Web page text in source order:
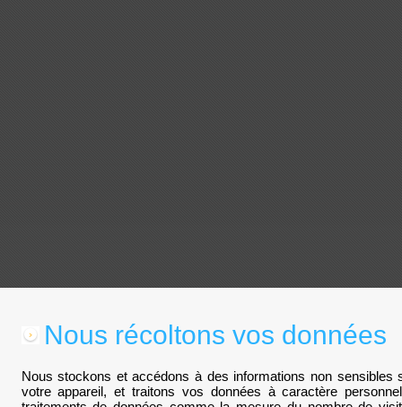
Nous récoltons vos données
Nous stockons et accédons à des informations non
votre appareil, et traitons vos données à caractère